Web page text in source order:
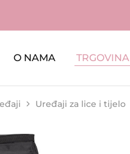
O NAMA TRGOVINA
Uređaji za lice i tijelo